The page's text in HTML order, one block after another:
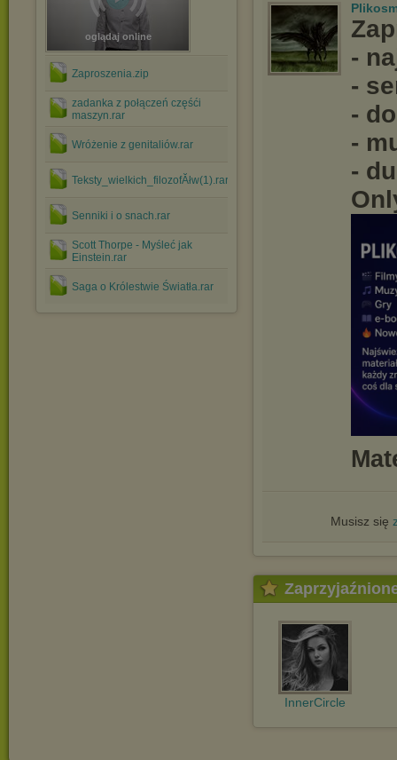
oglądaj online
Zaproszenia.zip
zadanka z połączeń częśći
maszyn.rar
Wróżenie z genitaliów.rar
Teksty_wielkich_filozofĂłw(1).rar
Senniki i o snach.rar
Scott Thorpe - Myśleć jak
Einstein.rar
Saga o Królestwie Światła.rar
-
-
-
-
-
Musisz się
InnerCircle